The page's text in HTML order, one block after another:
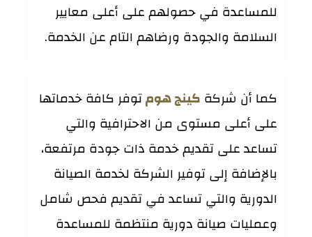
للمساعدة في حصولهم على أعلى معايير
السلامة والجودة ورضاهم التام عن الخدمة.
كما أن شركة كينج هومتوفر كافة خدماتها
على أعلى مستوى من الاحترافية والتي
تساعد على تقديم خدمة ذات جودة مرتفعة،
بالإضافة إلى توفير الشركة لخدمة الصيانة
الدورية والتي تساعد في تقديم فحص شامل
وعمليات صيانة دورية منتظمة للمساعدة